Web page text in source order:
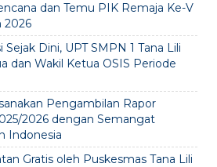
dan Temu PIK Remaja Ke-V
2026
Dini, UPT SMPN 1 Tana Lili
dan Wakil Ketua OSIS Periode
Pengambilan Rapor
2026 dengan Semangat
Indonesia
Gratis oleh Puskesmas Tana Lili